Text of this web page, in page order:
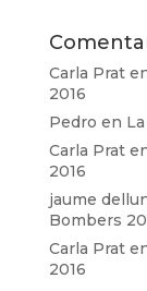
Carla Prat
2016
Pedro en
Carla Prat
2016
jaume
Bombers
Carla Prat
2016